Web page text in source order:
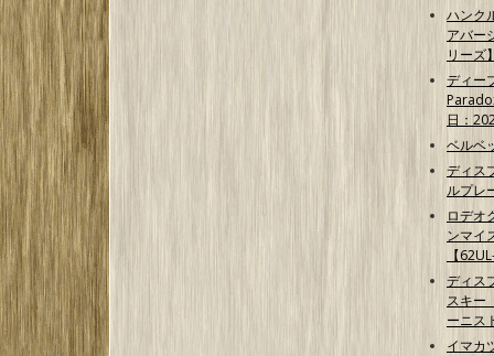
ハンク
アバー
リーズ
ディー
日：
ベルベ
ディス
ルプレ
ロデオ
ンマイ
【
ディス
スキー
ーニス
イマ